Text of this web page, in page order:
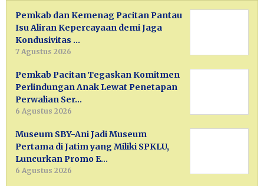
Pemkab dan Kemenag Pacitan Pantau
Isu Aliran Kepercayaan demi Jaga
Kondusivitas …
7 Agustus 2026
Pemkab Pacitan Tegaskan Komitmen
Perlindungan Anak Lewat Penetapan
Perwalian Ser…
6 Agustus 2026
Museum SBY-Ani Jadi Museum
Pertama di Jatim yang Miliki SPKLU,
Luncurkan Promo E…
6 Agustus 2026